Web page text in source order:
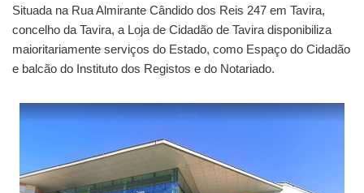
Situada na Rua Almirante Cândido dos Reis 247 em Tavira,
concelho da Tavira, a Loja de Cidadão de Tavira disponibiliza
maioritariamente serviços do Estado, como Espaço do Cidadão
e balcão do Instituto dos Registos e do Notariado.